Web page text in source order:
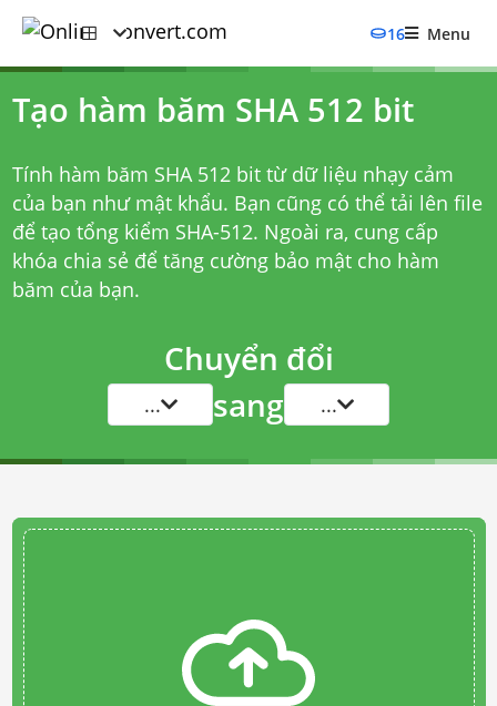
16 Menu
Tạo hàm băm SHA 512 bit
Tính hàm băm SHA 512 bit từ dữ liệu nhạy cảm
của bạn như mật khẩu. Bạn cũng có thể tải lên file
để tạo tổng kiểm SHA-512. Ngoài ra, cung cấp
khóa chia sẻ để tăng cường bảo mật cho hàm
băm của bạn.
Chuyển đổi
... sang ...